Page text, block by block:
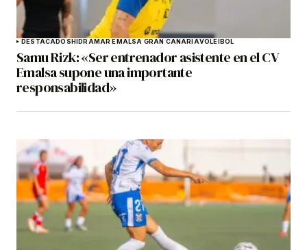
DESTACADOSHIDRAMAR EMALSA GRAN CANARIAVOLEIBOL
Samu Rizk: «Ser entrenador asistente en el CV
Emalsa supone una importante
responsabilidad»